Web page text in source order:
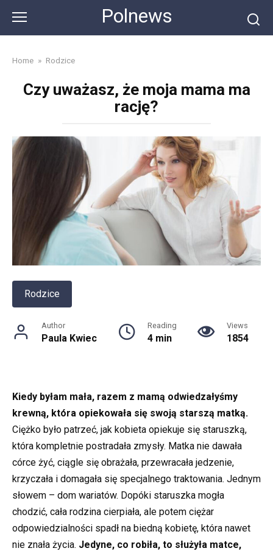
content
Polnews
Home » Rodzice
Czy uważasz, że moja mama ma
rację?
Rodzice
Author
Paula Kwiec
Reading
4 min
Views
1854
Kiedy byłam mała, razem z mamą odwiedzałyśmy
krewną, która opiekowała się swoją starszą matką.
Ciężko było patrzeć, jak kobieta opiekuje się staruszką,
która kompletnie postradała zmysły. Matka nie dawała
córce żyć, ciągle się obrażała, przewracała jedzenie,
krzyczała i domagała się specjalnego traktowania. Jednym
słowem – dom wariatów. Dopóki staruszka mogła
chodzić, cała rodzina cierpiała, ale potem ciężar
odpowiedzialności spadł na biedną kobietę, która nawet
nie znała życia. Jedyne, co robiła, to służyła matce,